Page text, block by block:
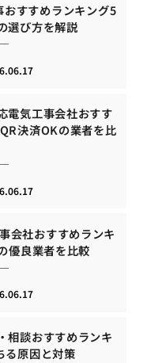
おすすめランキング5
選び方を解説
電気工事会社おすす
決済OKの業者を比
会社おすすめランキ
優良業者を比較
相談おすすめランキ
る原因と対策